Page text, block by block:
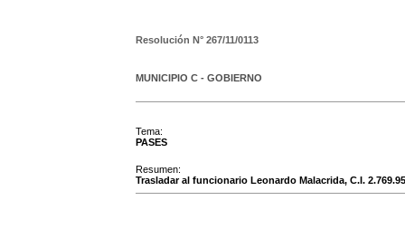
Resolución N° 267/11/0113
MUNICIPIO C - GOBIERNO
Tema:
PASES
Resumen:
Trasladar al funcionario Leonardo Malacrida, C.I.